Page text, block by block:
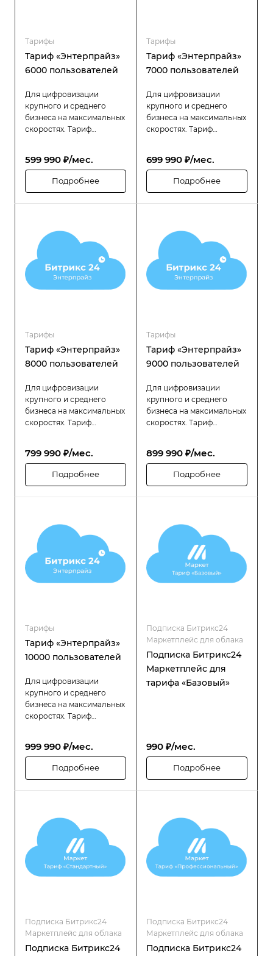
Тарифы
Тариф «Энтерпрайз»
6000 пользователей
Для цифровизации
крупного и среднего
бизнеса на максимальных
скоростях. Тариф
для компаний с большой
сотрудников (до 6000
надёжность и гибкость в
управлении
распределённой
структурой.
599 990 ₽/мес.
Подробнее
Тарифы
Тариф «Энтерпрайз»
7000 пользователей
Для цифровизации
крупного и среднего
бизнеса на максимальных
скоростях. Тариф
для компаний с большой
сотрудников (до 7000
надёжность и гибкость в
управлении
распределённой
структурой.
699 990 ₽/мес.
Подробнее
Тарифы
Тариф «Энтерпрайз»
8000 пользователей
Для цифровизации
крупного и среднего
бизнеса на максимальных
скоростях. Тариф
для компаний с большой
сотрудников (до 8000
надёжность и гибкость в
управлении
распределённой
структурой.
799 990 ₽/мес.
Подробнее
Тарифы
Тариф «Энтерпрайз»
9000 пользователей
Для цифровизации
крупного и среднего
бизнеса на максимальных
скоростях. Тариф
для компаний с большой
сотрудников (до 9000
надёжность и гибкость в
управлении
распределённой
структурой.
899 990 ₽/мес.
Подробнее
Тарифы
Тариф «Энтерпрайз»
10000 пользователей
Для цифровизации
крупного и среднего
бизнеса на максимальных
скоростях. Тариф
для компаний с большой
сотрудников (до 10000
надёжность и гибкость в
управлении
распределённой
структурой.
999 990 ₽/мес.
Подробнее
Подписка Битрикс24
Маркетплейс для облака
Подписка Битрикс24
Маркетплейс для
тарифа «Базовый»
990 ₽/мес.
Подробнее
Подписка Битрикс24
Маркетплейс для облака
Подписка Битрикс24
Подписка Битрикс24
Маркетплейс для облака
Подписка Битрикс24